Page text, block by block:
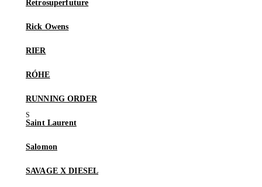
Retrosuperfuture
Rick Owens
RIER
RÓHE
RUNNING ORDER
Saint Laurent
Salomon
SAVAGE X DIESEL